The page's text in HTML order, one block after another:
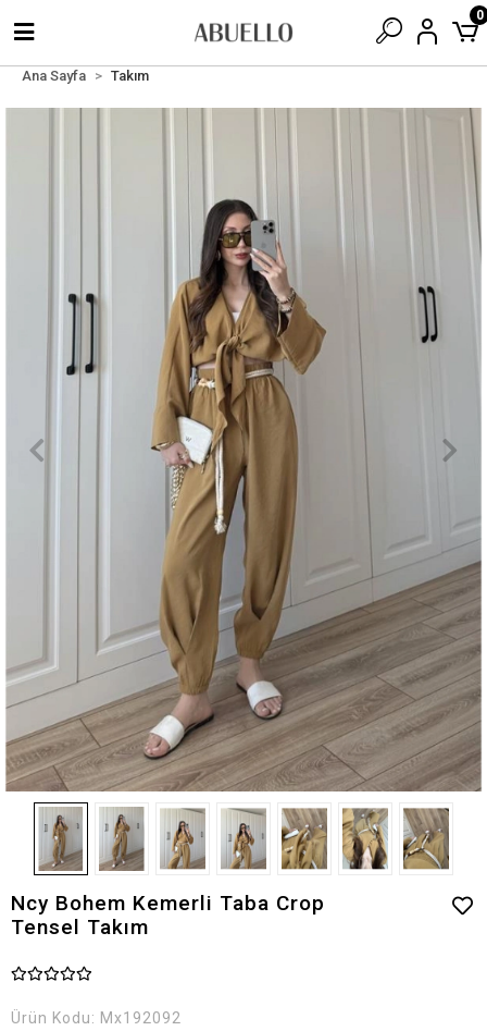
0
Ana Sayfa Takım
Ncy Bohem Kemerli Taba Crop
Tensel Takım
Ürün Kodu: Mx192092